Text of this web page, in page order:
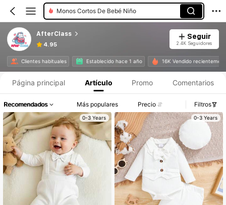
Monos Cortos De Bebé Niño
AfterClass
4.95
Seguir
2.4K Seguidores
Clientes habituales Establecido hace 1 año 16K Vendido
Página principal Artículo Promo Comentarios
Recomendados Más populares Precio Filtros
0-3 Years 0-3 Years